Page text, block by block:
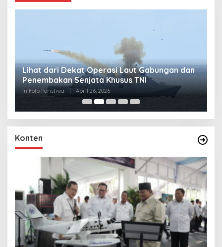
Lihat dari Dekat Operasi Laut Gabungan dan
Penembakan Senjata Khusus TNI
In Foto Peristiwa April 26, 2026
Konten